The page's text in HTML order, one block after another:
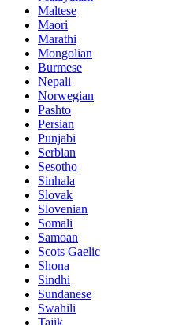
Maltese
Maori
Marathi
Mongolian
Burmese
Nepali
Norwegian
Pashto
Persian
Punjabi
Serbian
Sesotho
Sinhala
Slovak
Slovenian
Somali
Samoan
Scots Gaelic
Shona
Sindhi
Sundanese
Swahili